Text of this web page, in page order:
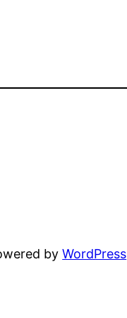
byWordPress